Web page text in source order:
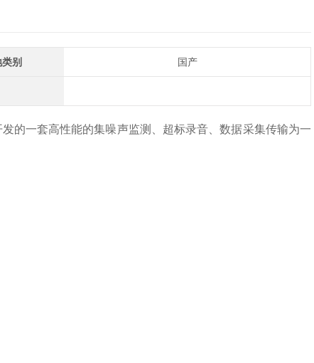
别 国产
的一套高性能的集噪声监测、超标录音、数据采集传输为一